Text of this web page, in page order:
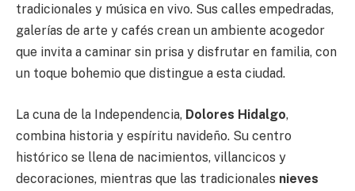
tradicionales y música en vivo. Sus calles empedradas,
galerías de arte y cafés crean un ambiente acogedor
que invita a caminar sin prisa y disfrutar en familia, con
un toque bohemio que distingue a esta ciudad.
La cuna de la Independencia, Dolores Hidalgo,
combina historia y espíritu navideño. Su centro
histórico se llena de nacimientos, villancicos y
decoraciones, mientras que las tradicionales nieves